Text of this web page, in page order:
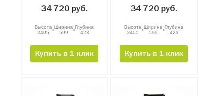
34 720 руб.
Высота
2405
xШирина
599
xГлубина
423
Купить в 1 клик
34 720 руб.
Высота
2405
xШирина
599
xГлубина
423
Купить в 1 клик